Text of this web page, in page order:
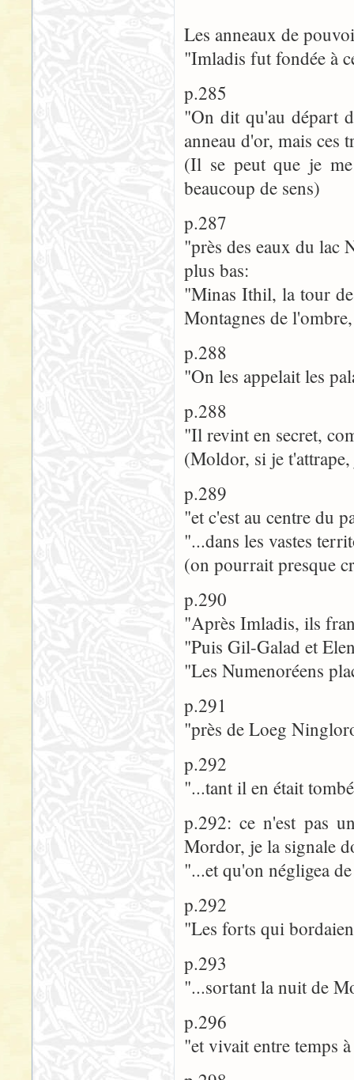
Les anneaux de
"Imladis fut fondée à
p.285
"On dit qu'au départ
anneau d'or, mais
(Il se peut que je
beaucoup de sens)
p.287
"près des eaux du lac
plus bas:
"Minas Ithil, la tour
Montagnes de
p.288
"On les appelait les
p.288
"Il revint en secret,
(Moldor, si je
p.289
"et c'est au centre du
"...dans les vastes
(on pourrait presque
p.290
"Après Imladis, ils
"Puis Gil-Galad et
"Les Numenoréens
p.291
"près de Loeg
p.292
"...tant il en était
p.292: ce n'est pas
Mordor, je la signale
"...et qu'on négligea
p.292
"Les forts qui
p.293
"...sortant la nuit de
p.296
"et vivait entre temps